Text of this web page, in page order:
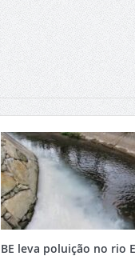
BE leva poluição no rio